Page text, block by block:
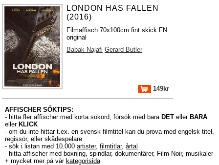
LONDON HAS FALLEN
(2016)
Filmaffisch 70x100cm fint skick FN
original
Babak Najafi Gerard Butler
149kr
AFFISCHER SÖKTIPS:
- hitta fler affischer med korta sökord, försök med bara DET eller BARA
eller KLICK
- om du inte hittar t.ex. en svensk filmtitel kan du prova med engelsk titel,
regissör, eller skådespelare
- sök i listan med 10.000 artister, filmtitlar, årtal
- hitta affischer med boxning, spindlar, dokumentärer, Film Noir, musikaler
+ mycket mer på vår kategorisida